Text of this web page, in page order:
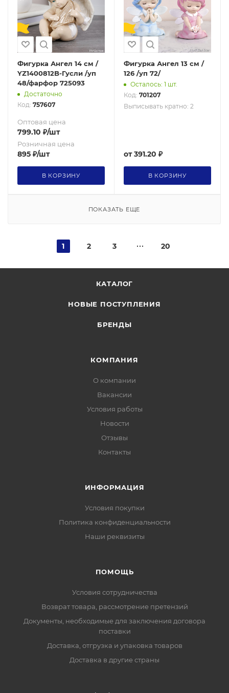
Фигурка Ангел 14 см /
YZ1400812B-Гусли /уп
48/фарфор 725093
Достаточно
Код: 757607
Оптовая цена
799.10 ₽/шт
Розничная цена
895 ₽/шт
В КОРЗИНУ
Фигурка Ангел 13 см /
126 /уп 72/
Осталось: 1 шт.
Код: 701207
Выписывать кратно: 2
от391.20 ₽
В КОРЗИНУ
ПОКАЗАТЬ ЕЩЕ
1 2 3 20
КАТАЛОГ
НОВЫЕ ПОСТУПЛЕНИЯ
БРЕНДЫ
КОМПАНИЯ
О компании
Вакансии
Условия работы
Новости
Отзывы
Контакты
ИНФОРМАЦИЯ
Условия покупки
Политика конфиденциальности
Наши реквизиты
ПОМОЩЬ
Условия сотрудничества
Возврат товара, рассмотрение претензий
Документы, необходимые для заключения договора
поставки
Доставка, отгрузка и упаковка товаров
Доставка в другие страны